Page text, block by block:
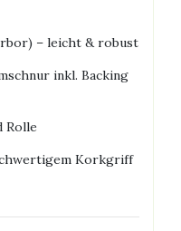
– leicht & robust
inkl. Backing
Rolle
Korkgriff